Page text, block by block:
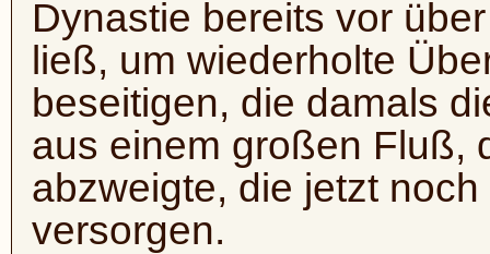
Dynastie bereits vor
ließ, um wiederholte
beseitigen, die damals
aus einem großen Fluß,
abzweigte, die jetzt
versorgen.